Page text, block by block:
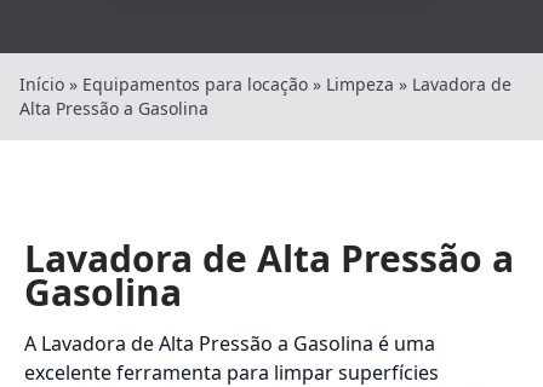
Início » Equipamentos para locação » Limpeza » Lavadora de
Alta Pressão a Gasolina
Lavadora de Alta Pressão a
Gasolina
A Lavadora de Alta Pressão a Gasolina é uma
excelente ferramenta para limpar superfícies